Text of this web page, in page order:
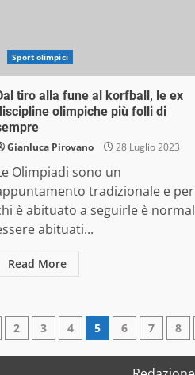
Sport olimpici
tiro alla fune al korfball, le ex
olimpiche più folli di
Gianluca Pirovano 28 Luglio 2023
Olimpiadi sono un
tradizionale e per
è abituato a seguirle è
abituati...
Read More
2 3 4 5 6 7 8